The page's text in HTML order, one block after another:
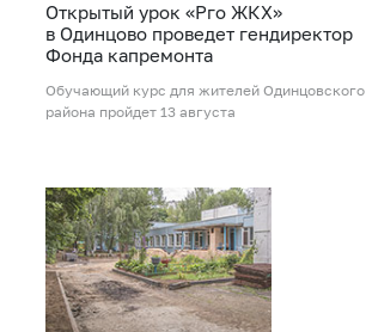
Открытый урок «Рго ЖКХ»
в Одинцово проведет гендиректор
Фонда капремонта
Обучающий курс для жителей Одинцовского
района пройдет 13 августа